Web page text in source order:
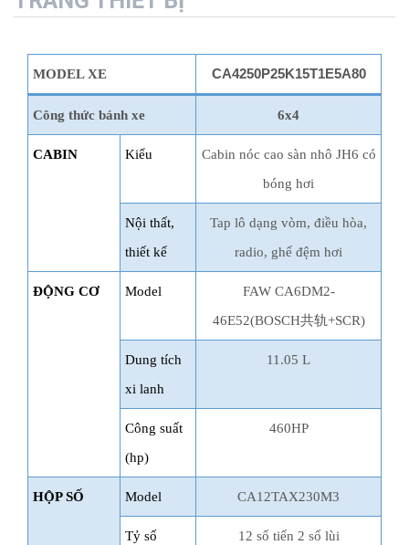
MODEL XE CA4250P25K15T1E5A80
Công thức bánh xe 6x4
CABIN Kiểu
Cabin nóc cao sàn nhô JH6 có
bóng hơi
Nội thất,
thiết kế
Tap lô dạng vòm, điều hòa,
radio, ghế đệm hơi
ĐỘNG CƠ Model
FAW CA6DM2-
46E52(BOSCH共轨+SCR)
Dung tích
xi lanh
11.05 L
Công suất
(hp)
460HP
HỘP SỐ Model CA12TAX230M3
Tỷ số
12 số tiến 2 số lùi